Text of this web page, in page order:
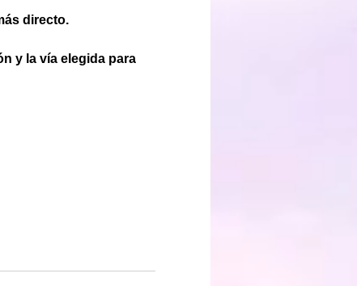
directo.
y la vía elegida para